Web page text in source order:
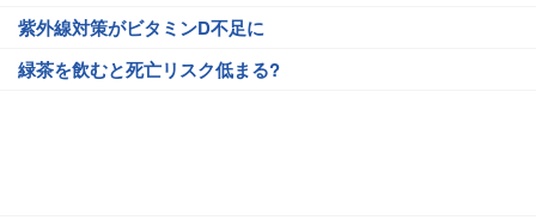
紫外線対策がビタミンD不足に
緑茶を飲むと死亡リスク低まる?